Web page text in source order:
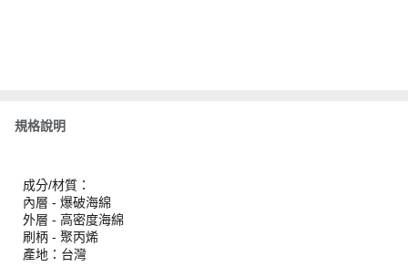
規格說明
成分/材質：
內層 - 爆破海綿
外層 - 高密度海綿
刷柄 - 聚丙烯
產地：台灣